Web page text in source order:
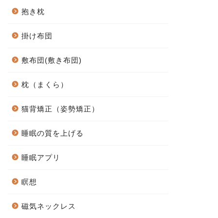
抱き枕
掛け布団
敷布団(敷き布団)
枕（まくら）
猫背矯正（姿勢矯正）
睡眠の質を上げる
睡眠アプリ
瞑想
磁気ネックレス